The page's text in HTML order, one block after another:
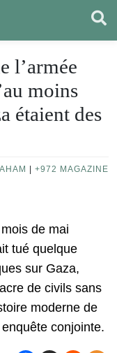
l’armée
moins
étaient des
+972 MAGAZINE
de mai
tué quelque
sur Gaza,
de civils sans
moderne de
conjointe.